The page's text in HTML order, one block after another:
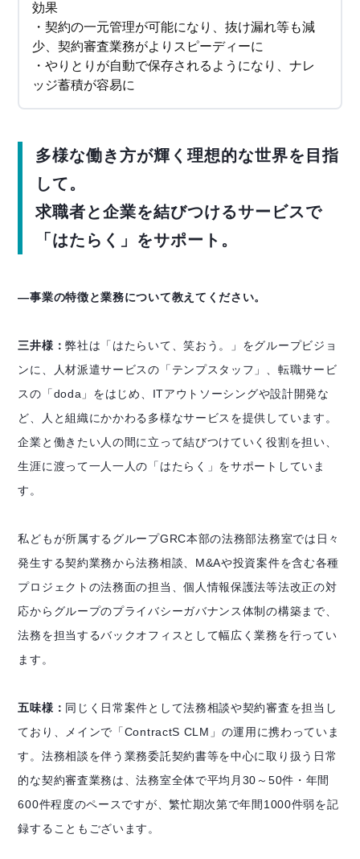
効果
・契約の一元管理が可能になり、抜け漏れ等も減
少、契約審査業務がよりスピーディーに
・やりとりが自動で保存されるようになり、ナレ
ッジ蓄積が容易に
多様な働き方が輝く理想的な世界を目指
して。
求職者と企業を結びつけるサービスで
「はたらく」をサポート。
―事業の特徴と業務について教えてください。
三井様：弊社は「はたらいて、笑おう。」をグループビジョ
ンに、人材派遣サービスの「テンプスタッフ」、転職サービ
スの「doda」をはじめ、ITアウトソーシングや設計開発な
ど、人と組織にかかわる多様なサービスを提供しています。
企業と働きたい人の間に立って結びつけていく役割を担い、
生涯に渡って一人一人の「はたらく」をサポートしていま
す。
私どもが所属するグループGRC本部の法務部法務室では日々
発生する契約業務から法務相談、M&Aや投資案件を含む各種
プロジェクトの法務面の担当、個人情報保護法等法改正の対
応からグループのプライバシーガバナンス体制の構築まで、
法務を担当するバックオフィスとして幅広く業務を行ってい
ます。
五味様： 同じく日常案件として法務相談や契約審査を担当し
ており、メインで「ContractS CLM」の運用に携わっていま
す。法務相談を伴う業務委託契約書等を中心に取り扱う日常
的な契約審査業務は、法務室全体で平均月30～50件・年間
600件程度のペースですが、繁忙期次第で年間1000件弱を記
録することもございます。